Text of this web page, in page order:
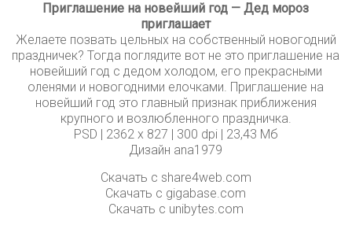
Приглашение на новейший год — Дед мороз
приглашает
Желаете позвать цельных на собственный новогодний
праздничек? Тогда поглядите вот не это приглашение на
новейший год с дедом холодом, его прекрасными
оленями и новогодними елочками. Приглашение на
новейший год это главный признак приближения
крупного и возлюбленного праздничка.
PSD | 2362 x 827 | 300 dpi | 23,43 Мб
Дизайн ana1979
Скачать с share4web.com
Скачать с gigabase.com
Скачать с unibytes.com